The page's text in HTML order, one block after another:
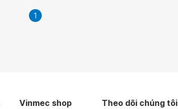
1
Vinmec shop Theo dõi chúng tôi